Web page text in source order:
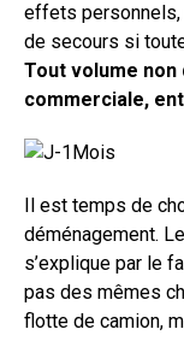
effets personnels,
de secours si
Tout volume
commerciale,
Il est temps de
déménagement.
s’explique par le
pas des mêmes
flotte de camion,